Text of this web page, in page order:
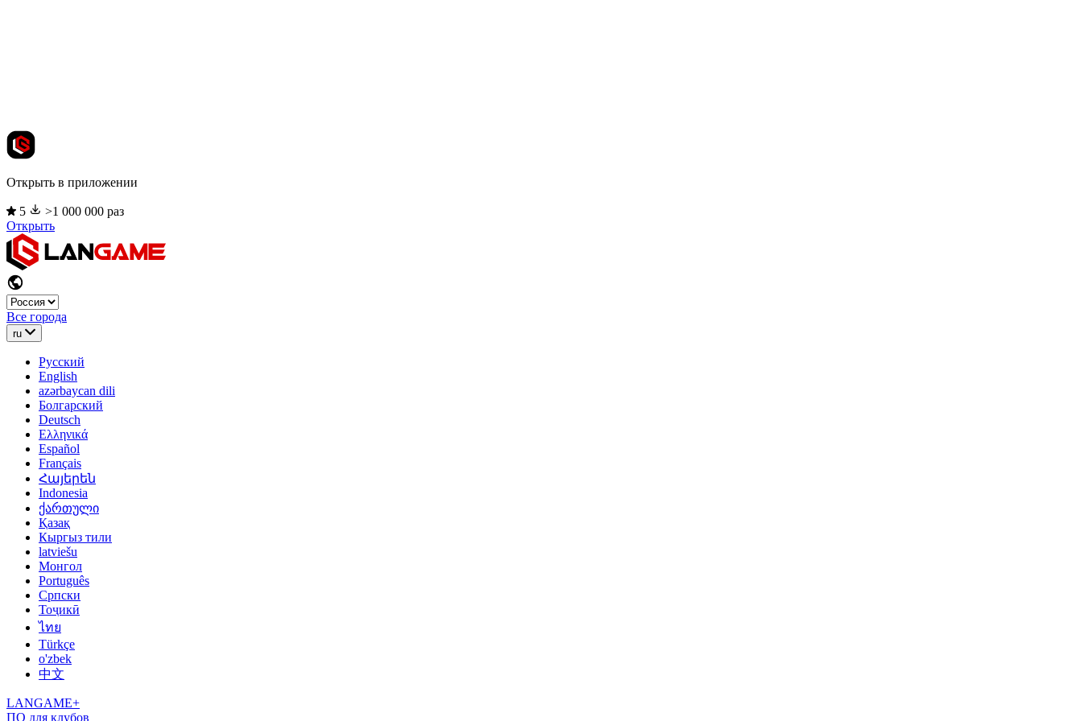
Открыть в приложении
5
>1 000 000 раз
Открыть
Все города
ru
Русский
English
azərbaycan dili
Болгарский
Deutsch
Ελληνικά
Español
Français
Հայերեն
Indonesia
ქართული
Қазақ
Кыргыз тили
latviešu
Монгол
Português
Српски
Тоҷикӣ
ไทย
Türkçe
o'zbek
中文
LANGAME+
ПО для клубов